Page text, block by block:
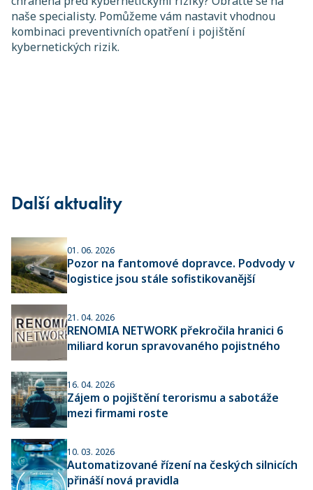
naše specialisty. Pomůžeme vám nastavit vhodnou
kombinaci preventivních opatření i pojištění
kybernetických rizik.
Další aktuality
01. 06. 2026
Pozor na fantomové dopravce. Podvody v
logistice jsou stále sofistikovanější
21. 04. 2026
RENOMIA NETWORK překročila hranici 6
miliard korun spravovaného pojistného
16. 04. 2026
Zájem o pojištění terorismu a sabotáže
mezi firmami roste
10. 03. 2026
Automatizované řízení na českých silnicích
přináší nová pravidla